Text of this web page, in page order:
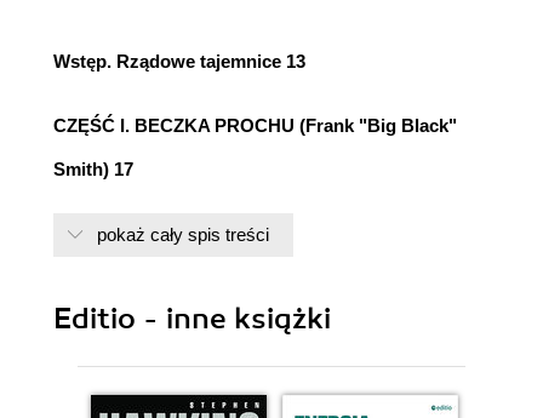
Wstęp. Rządowe tajemnice 13
CZĘŚĆ I. BECZKA PROCHU (Frank "Big Black"
Smith) 17
pokaż cały spis treści
Editio - inne książki